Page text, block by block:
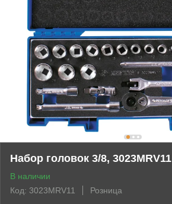
Набор головок 3/8, 3023MRV11
В наличии
Код: 3023MRV11
Розница